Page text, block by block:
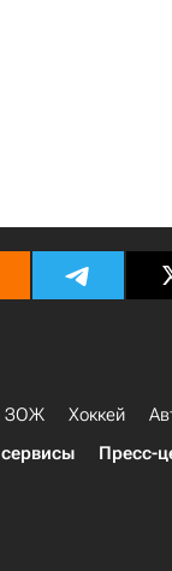
ЗОЖ Хоккей
Пресс-